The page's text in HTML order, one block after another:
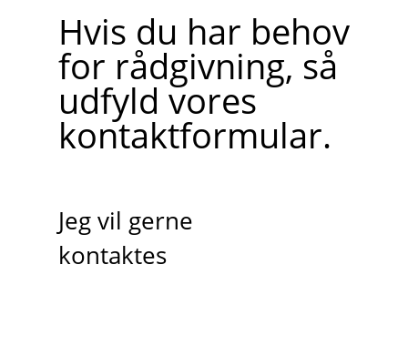
Hvis du har behov
for rådgivning, så
udfyld vores
kontaktformular.
Jeg vil gerne
kontaktes